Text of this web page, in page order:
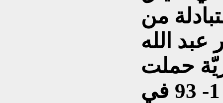
من
الله
حملت
أرقاماً متسلسلة من 1- 93 في